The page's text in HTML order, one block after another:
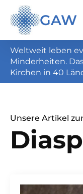
GAW
Weltweit leben
Minderheiten.
Kirchen in 40
Unsere Artikel